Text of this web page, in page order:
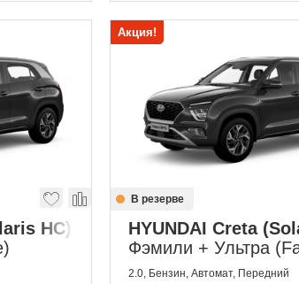
HC)
Акция!
В резерве
HYUNDAI Creta
Фэмили + Ультра
2.0, Бензин, Автомат, Передний